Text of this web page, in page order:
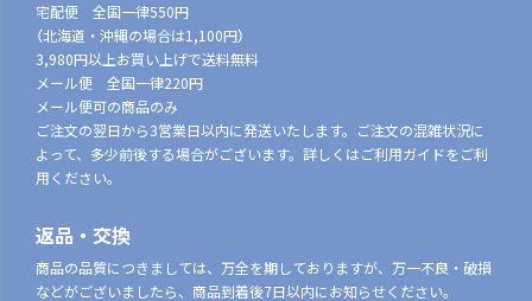
宅配便 全国一律550円
（北海道・沖縄の場合は1,100円）
3,980円以上お買い上げで送料無料
メール便 全国一律220円
メール便可の商品のみ
ご注文の翌日から3営業日以内に発送いたします。ご注文の混雑状況に
よって、多少前後する場合がございます。詳しくはご利用ガイドをご利
用ください。
返品・交換
商品の品質につきましては、万全を期しておりますが、万一不良・破損
などがございましたら、商品到着後7日以内にお知らせください。